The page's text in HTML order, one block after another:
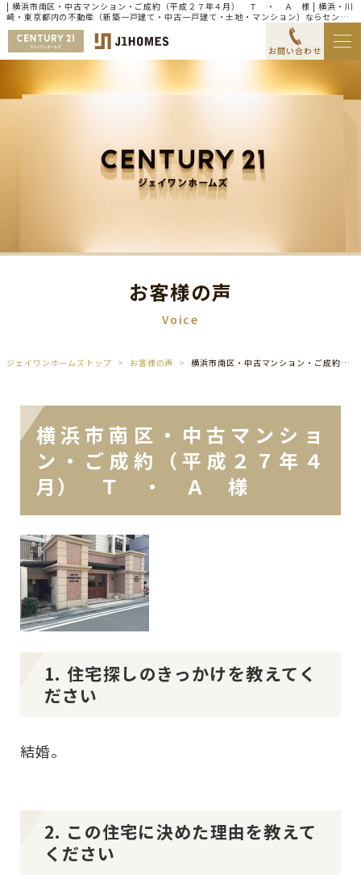
| 横浜市南区・中古マンション・ご成約（平成２７年４月） Ｔ ・ Ａ 様 | 横浜・川
崎・東京都内の不動産（新築一戸建て・中古一戸建て・土地・マンション）ならセンチ
ュリー21ジェイワンホームズ
お問い合わせ
お客様の声
Voice
ジェイワンホームズトップ お客様の声 横浜市南区・中古マンション・ご成約（平成２７年４月） Ｔ ・ Ａ 様
横浜市南区・中古マンショ
ン・ご成約（平成２７年４
月） Ｔ ・ Ａ 様
1. 住宅探しのきっかけを教えてく
ださい
結婚。
2. この住宅に決めた理由を教えて
ください